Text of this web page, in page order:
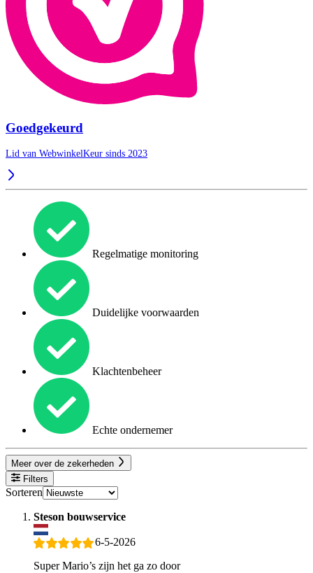
Goedgekeurd
Lid van WebwinkelKeur sinds 2023
Regelmatige monitoring
Duidelijke voorwaarden
Klachtenbeheer
Echte ondernemer
Meer over de zekerheden
Filters
Sorteren
Steson bouwservice
6-5-2026
Super Mario’s zijn het ga zo door